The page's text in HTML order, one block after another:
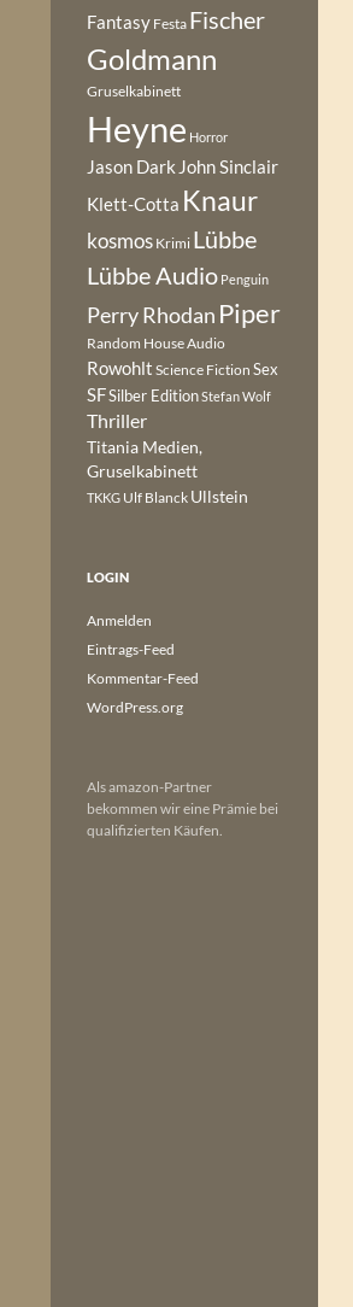
Fantasy Festa Fischer
Goldmann
Gruselkabinett
Heyne Horror
Jason Dark John Sinclair
Klett-Cotta Knaur
kosmos Krimi Lübbe
Lübbe Audio Penguin
Perry Rhodan Piper
Random House Audio
Rowohlt Science Fiction Sex
SFSilber EditionStefan Wolf
Thriller
Titania Medien,
Gruselkabinett
TKKG Ulf Blanck Ullstein
LOGIN
Anmelden
Eintrags-Feed
Kommentar-Feed
WordPress.org
Als amazon-Partner
bekommen wir eine Prämie bei
qualifizierten Käufen.